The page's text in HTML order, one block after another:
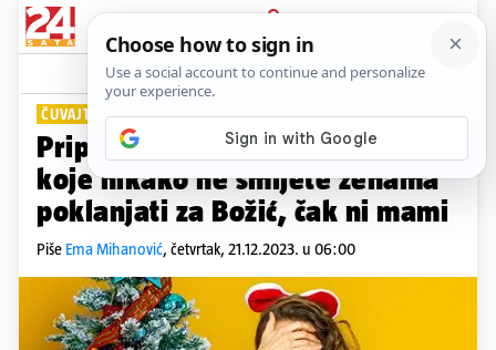
PRIJAVA
Lifestyle Komentari
ČUVAJTE SE POGREŠNIH PORUKA
Pripazite da ne požalite! Darovi
koje nikako ne smijete ženama
poklanjati za Božić, čak ni mami
Piše Ema Mihanović, četvrtak, 21.12.2023. u 06:00